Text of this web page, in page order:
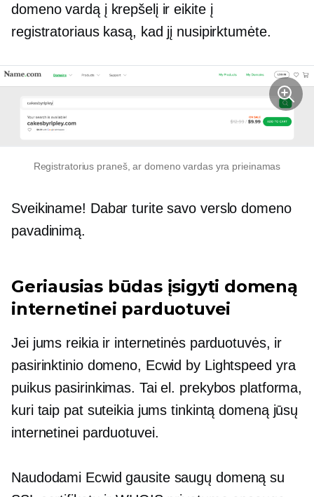
domeno vardą į krepšelį ir eikite į
registratoriaus kasą, kad jį nusipirktumėte.
Registratorius praneš, ar domeno vardas yra prieinamas
Sveikiname! Dabar turite savo verslo domeno
pavadinimą.
Geriausias būdas įsigyti domeną
internetinei parduotuvei
Jei jums reikia ir internetinės parduotuvės, ir
pasirinktinio domeno, Ecwid by Lightspeed yra
puikus pasirinkimas. Tai el. prekybos platforma,
kuri taip pat suteikia jums tinkintą domeną jūsų
internetinei parduotuvei.
Naudodami Ecwid gausite saugų domeną su